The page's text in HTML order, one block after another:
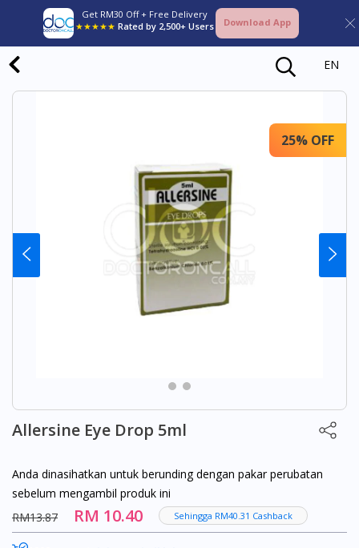
Get RM30 Off + Free Delivery
★★★★★ Rated by 2,500+ Users Download App
EN
25% OFF
Allersine Eye Drop 5ml
Anda dinasihatkan untuk berunding dengan pakar perubatan
sebelum mengambil produk ini
RM13.87
RM 10.40 Sehingga RM40.31 Cashback